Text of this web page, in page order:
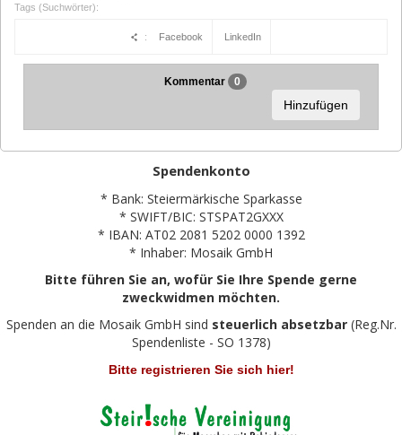
Tags (Suchwörter):
: Facebook LinkedIn
Kommentar 0
Hinzufügen
Spendenkonto
* Bank: Steiermärkische Sparkasse
* SWIFT/BIC: STSPAT2GXXX
* IBAN: AT02 2081 5202 0000 1392
* Inhaber: Mosaik GmbH
Bitte führen Sie an, wofür Sie Ihre Spende gerne
zweckwidmen möchten.
Spenden an die Mosaik GmbH sind steuerlich absetzbar(Reg.Nr.
Spendenliste - SO 1378)
Bitte registrieren Sie sich hier!